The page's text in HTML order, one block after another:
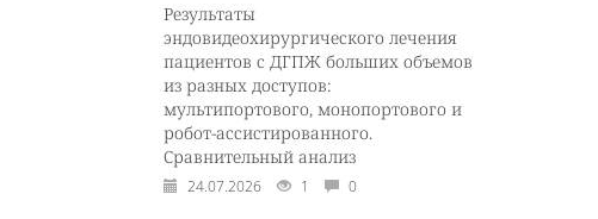
Результаты
эндовидеохирургического лечения
пациентов с ДГПЖ больших объемов
из разных доступов:
мультипортового, монопортового и
робот-ассистированного.
Сравнительный анализ
24.07.2026 1 0